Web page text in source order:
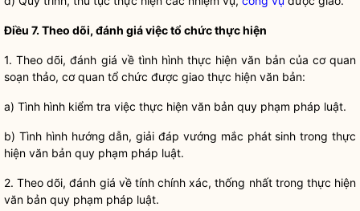
Điều 7. Theo dõi, đánh giá việc tổ chức thực hiện
1. Theo dõi, đánh giá về tình hình thực hiện văn bản của cơ quan
soạn thảo, cơ quan tổ chức được giao thực hiện văn bản:
a) Tình hình kiểm tra việc thực hiện văn bản quy phạm pháp luật.
b) Tình hình hướng dẫn, giải đáp vướng mắc phát sinh trong thực
hiện văn bản quy phạm pháp luật.
2. Theo dõi, đánh giá về tính chính xác, thống nhất trong thực hiện
văn bản quy phạm pháp luật.